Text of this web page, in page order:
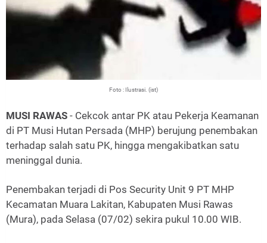
Foto : Ilustrasi. (ist)
MUSI RAWAS - Cekcok antar PK atau Pekerja Keamanan
di PT Musi Hutan Persada (MHP) berujung penembakan
terhadap salah satu PK, hingga mengakibatkan satu
meninggal dunia.
Penembakan terjadi di Pos Security Unit 9 PT MHP
Kecamatan Muara Lakitan, Kabupaten Musi Rawas
(Mura), pada Selasa (07/02) sekira pukul 10.00 WIB.